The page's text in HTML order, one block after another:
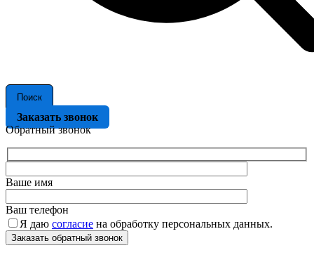
Поиск
Заказать звонок
Обратный звонок
Ваше имя
Ваш телефон
Я даю согласие на обработку персональных данных.